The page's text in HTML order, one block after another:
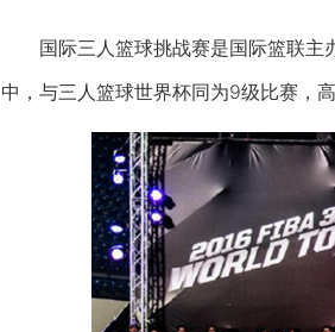
国际三人篮球挑战赛是国际篮联主
中，与三人篮球世界杯同为9级比赛，